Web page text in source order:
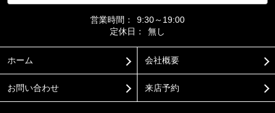
営業時間：
9:30～19:00
定休日：
無し
ホーム 会社概要
お問い合わせ 来店予約